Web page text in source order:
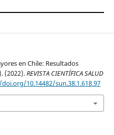
en Chile: Resultados
(2022).REVISTA CIENTÍFICA SALUD
10.14482/sun.38.1.618.97